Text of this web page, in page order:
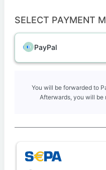
SELECT PAYMENT
PayPal
You will be forwarded to
Afterwards, you will be